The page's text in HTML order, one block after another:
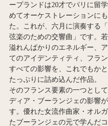
ープランドは20才でパリに留
めてオーケストレーションに
た。これが、六月に演奏する
弦楽のための交響曲」です。若
溢れんばかりのエネルギー、
てのアイデンティティ、フラ
すべての影響を、これでもか
たっぷりに詰め込んだ作品。
そのフランス要素の一つとし
ディア・ブーランジェの影響
す。優れた女流作曲家・オル
たブーランジェの元で学んだ